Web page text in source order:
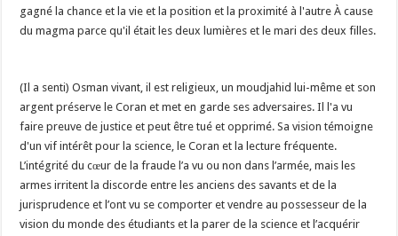
gagné la chance et la vie et la position et la proximité à l'autre À cause
du magma parce qu'il était les deux lumières et le mari des deux filles.
(Il a senti) Osman vivant, il est religieux, un moudjahid lui-même et son
argent préserve le Coran et met en garde ses adversaires. Il l'a vu
faire preuve de justice et peut être tué et opprimé. Sa vision témoigne
d'un vif intérêt pour la science, le Coran et la lecture fréquente.
L’intégrité du cœur de la fraude l’a vu ou non dans l’armée, mais les
armes irritent la discorde entre les anciens des savants et de la
jurisprudence et l’ont vu se comporter et vendre au possesseur de la
vision du monde des étudiants et la parer de la science et l’acquérir